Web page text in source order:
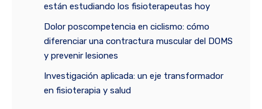
están estudiando los fisioterapeutas hoy
Dolor poscompetencia en ciclismo: cómo
diferenciar una contractura muscular del DOMS
y prevenir lesiones
Investigación aplicada: un eje transformador
en fisioterapia y salud